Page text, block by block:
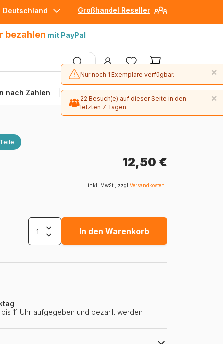
Großhandel Reseller
Deutschland
bezahlen mit PayPal
nach Zahlen Angebote
12,50 €
inkl. MwSt., zzgl Versandkosten
In den Warenkorb
11 Uhr aufgegeben und bezahlt werden
×
Nur noch 1 Exemplare verfügbar.
×
22 Besuch(e) auf dieser Seite in den
letzten 7 Tagen.